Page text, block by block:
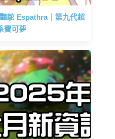
鴕 Espathra｜第九代超
寶可夢